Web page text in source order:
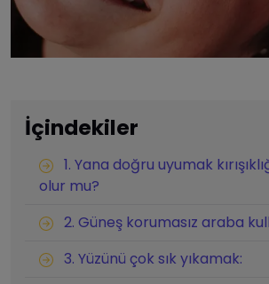
İçindekiler
1. Yana doğru uyumak
olur mu?
2. Güneş korumasız araba
3. Yüzünü çok sık yıkamak: